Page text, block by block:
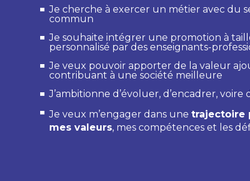
Je cherche à exercer un métier avec du
commun
Je souhaite intégrer une promotion à
personnalisé par des enseignants-
Je veux pouvoir apporter de la valeur
contribuant à une société meilleure
J’ambitionne d’évoluer, d’encadrer,
Je veux m’engager dans une trajectoire
mes valeurs, mes compétences et les